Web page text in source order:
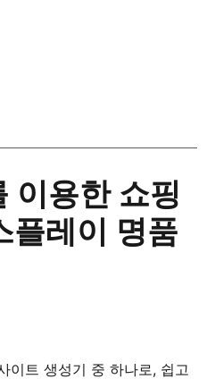
이용한 쇼핑
플레이 명품
이트 생성기 중 하나로, 쉽고